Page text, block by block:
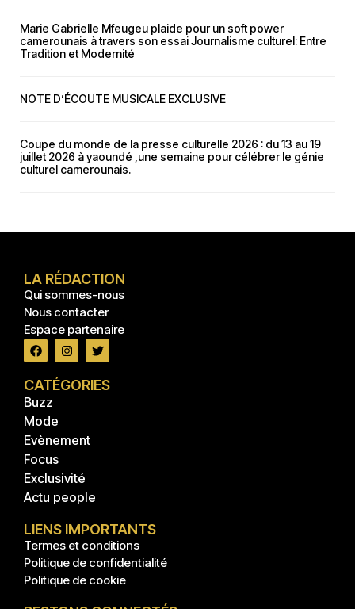
Marie Gabrielle Mfeugeu plaide pour un soft power
camerounais à travers son essai Journalisme culturel: Entre
Tradition et Modernité
NOTE D’ÉCOUTE MUSICALE EXCLUSIVE
Coupe du monde de la presse culturelle 2026 : du 13 au 19
juillet 2026 à yaoundé ,une semaine pour célébrer le génie
culturel camerounais.
LA RÉDACTION
Qui sommes-nous
Nous contacter
Espace partenaire
CATÉGORIES
Buzz
Mode
Evènement
Focus
Exclusivité
Actu people
LIENS IMPORTANTS
Termes et conditions
Politique de confidentialité
Politique de cookie